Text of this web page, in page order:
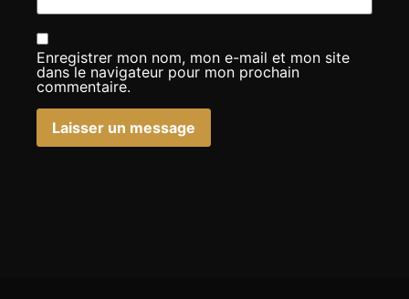
Enregistrer mon nom, mon e-mail et mon site
dans le navigateur pour mon prochain
commentaire.